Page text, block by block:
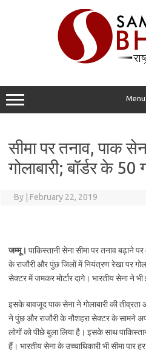
Menu
सीमा पर तनाव, पाक
गोलाबारी; बॉर्डर के 50
By February 22, 2019
जम्मू। पाकिस्तानी सेना सीमा पर तनाव बढ़ाने
के राजौरी और पुंछ जिलों में नियंत्रण रेखा पर
सेक्टर में जमकर मोर्टार दागे। भारतीय सेना ने
इसके बावजूद पाक सेना ने गोलाबारी की
ने पुंछ और राजौरी के नौशहरा सेक्टर के सामने
लोगों को पीछे बुला लिया है। इसके साथ
हैं। भारतीय सेना के उच्चाधिकारी भी सीमा पार